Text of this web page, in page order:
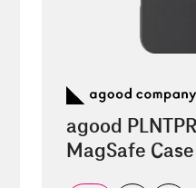
agood
MagSafe